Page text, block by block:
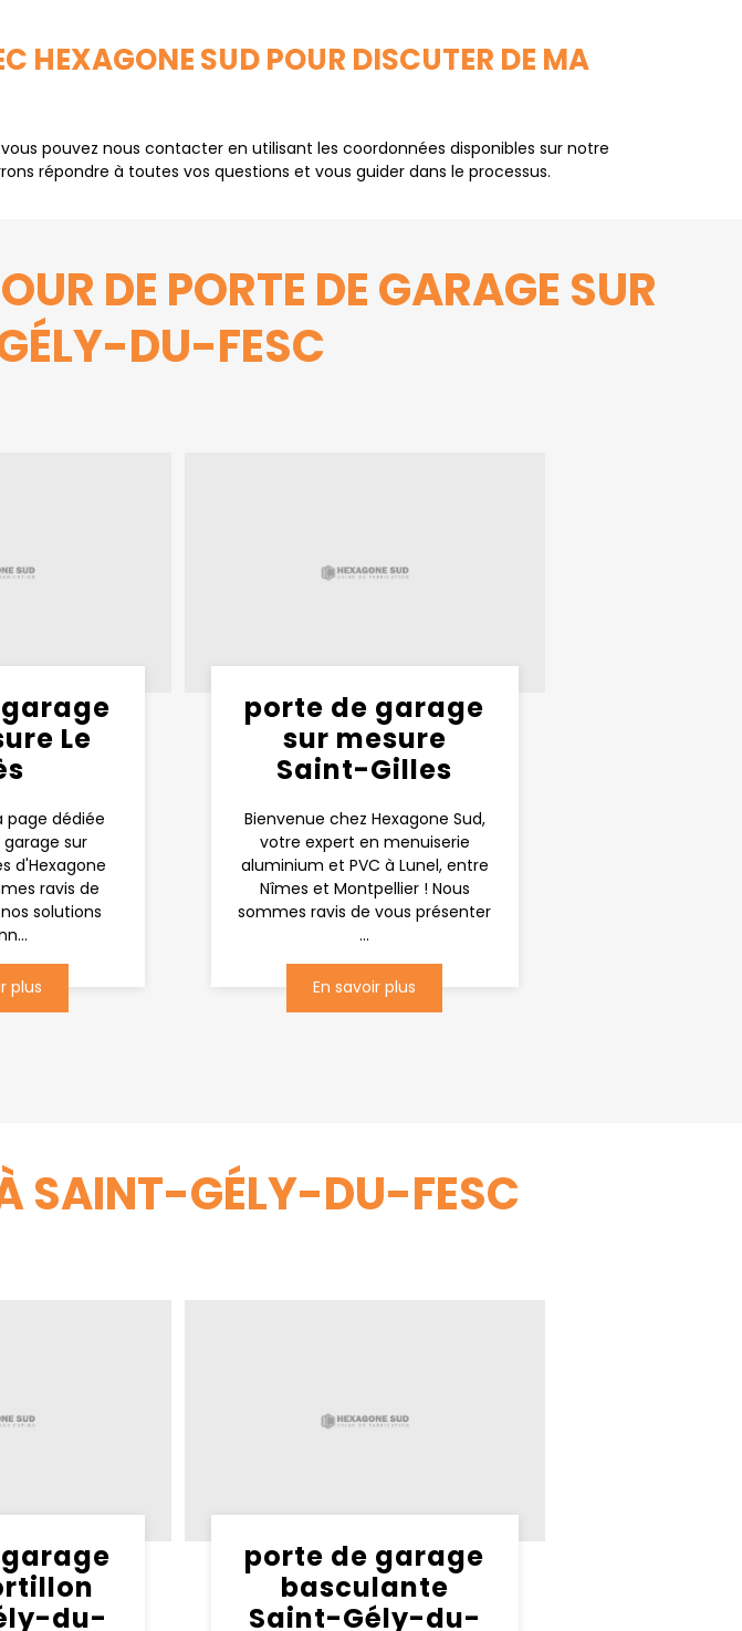
HEXAGONE SUD POUR DISCUTER DE MA
pouvez nous contacter en utilisant les coordonnées disponibles sur notre
répondre à toutes vos questions et vous guider dans le processus.
DE PORTE DE GARAGE SUR
DU-FESC
Le
page dédiée
sur
d'Hexagone
ravis de
solutions
plus
porte de garage
sur mesure
Saint-Gilles
Bienvenue chez Hexagone Sud,
votre expert en menuiserie
aluminium et PVC à Lunel, entre
Nîmes et Montpellier ! Nous
sommes ravis de vous présenter
...
En savoir plus
SAINT-GÉLY-DU-FESC
du-
porte de garage
basculante
Saint-Gély-du-